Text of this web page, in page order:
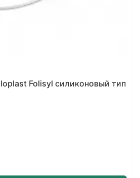
Folisyl силиконовый тип